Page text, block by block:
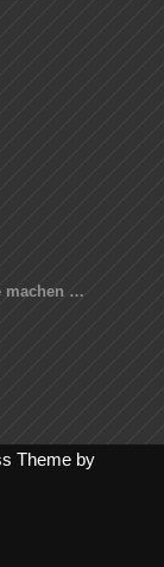
machen …
Theme by